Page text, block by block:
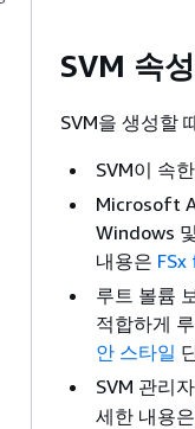
SVM 속성
SVM을 생성할
SVM이 속
Microsoft
Windows
내용은
루트 볼륨
적합하게
안 스타일
SVM 관리
세한 내용은